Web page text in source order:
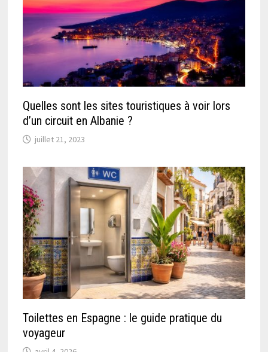
Quelles sont les sites touristiques à voir lors
d’un circuit en Albanie ?
juillet 21, 2023
Toilettes en Espagne : le guide pratique du
voyageur